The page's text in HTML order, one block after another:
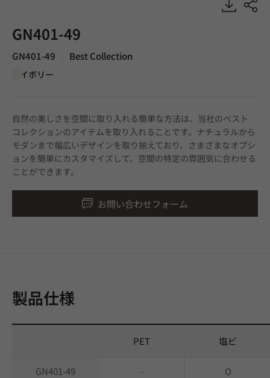
GN401-49
GN401-49 Best Collection
アイボリー
自然の美しさを空間に取り入れる簡単な方法は、当社のベスト
コレクションのアイテムを取り入れることです。ナチュラルから
モダンまで幅広いデザインを取り揃えており、さまざまなオプシ
ョンを簡単にカスタマイズして、空間の特定の雰囲気に合わせる
ことができます。
お問い合わせフォーム
製品仕様
PET 塩ビ
GN401-49 - O